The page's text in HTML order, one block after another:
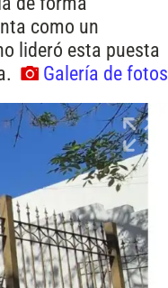
como un
lideró esta puesta
Galería de fotos